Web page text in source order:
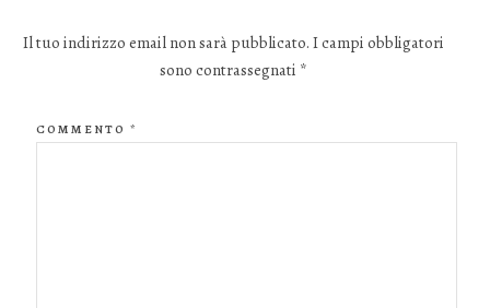
Il tuo indirizzo email non sarà pubblicato. I campi obbligatori
sono contrassegnati *
COMMENTO *